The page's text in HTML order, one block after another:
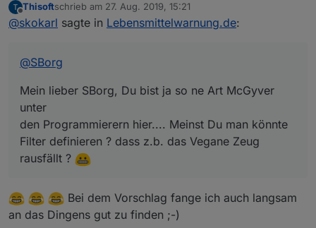
Mein lieber SBorg, Du bist ja so ne Art McGyver unter
den Programmierern hier.... Meinst Du man könnte
Offline
Thisoftschrieb am 27. Aug. 2019, 15:21
zuletzt editiert von
@skokarl sagte in Lebensmittelwarnung.de:
@SBorg
Mein lieber SBorg, Du bist ja so ne Art McGyver
unter
den Programmierern hier.... Meinst Du man könnte
Filter definieren ? dass z.b. das Vegane Zeug
rausfällt ?
Bei dem Vorschlag fange ich auch langsam
an das Dingens gut zu finden ;-)